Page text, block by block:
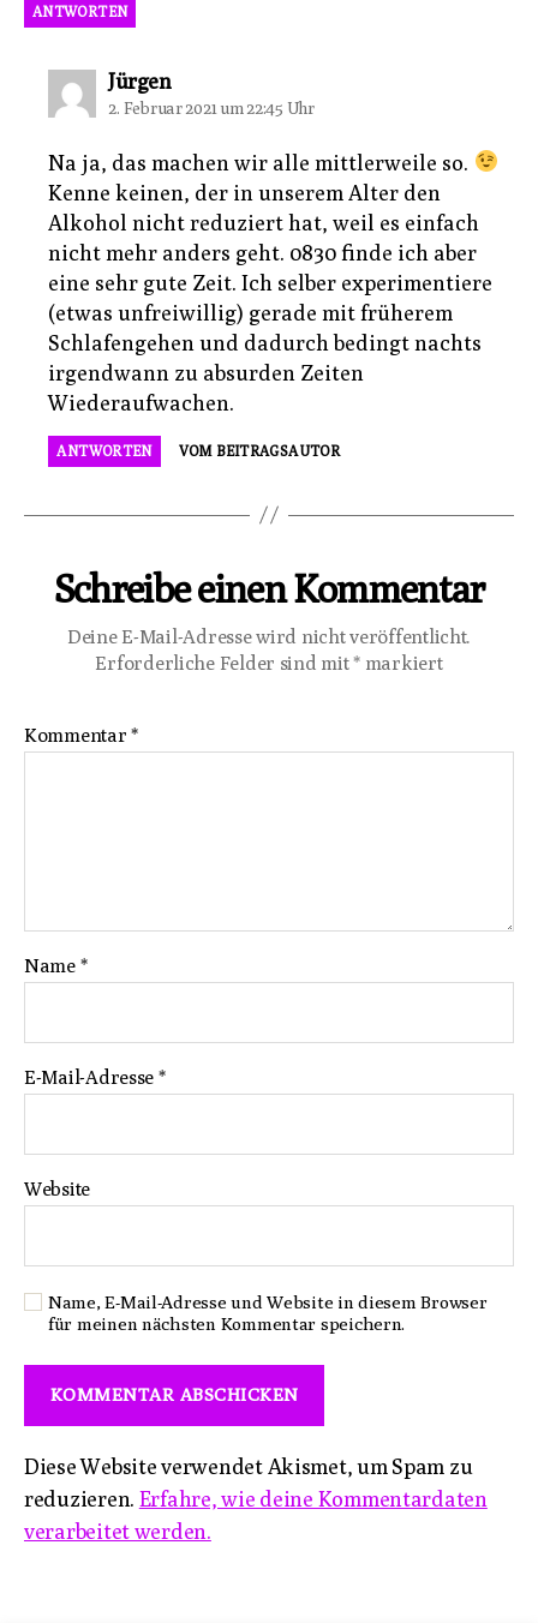
ANTWORTEN
Jürgensagt:
2. Februar 2021 um 22:45 Uhr
Na ja, das machen wir alle mittlerweile so.
Kenne keinen, der in unserem Alter den
Alkohol nicht reduziert hat, weil es einfach
nicht mehr anders geht. 0830 finde ich aber
eine sehr gute Zeit. Ich selber experimentiere
(etwas unfreiwillig) gerade mit früherem
Schlafengehen und dadurch bedingt nachts
irgendwann zu absurden Zeiten
Wiederaufwachen.
ANTWORTEN VOM BEITRAGSAUTOR
Schreibe einen Kommentar
Deine E-Mail-Adresse wird nicht veröffentlicht.
Erforderliche Felder sind mit* markiert
Kommentar*
Name *
E-Mail-Adresse *
Website
Name, E-Mail-Adresse und Website in diesem Browser
für meinen nächsten Kommentar speichern.
Diese Website verwendet Akismet, um Spam zu
reduzieren. Erfahre, wie deine Kommentardaten
verarbeitet werden.